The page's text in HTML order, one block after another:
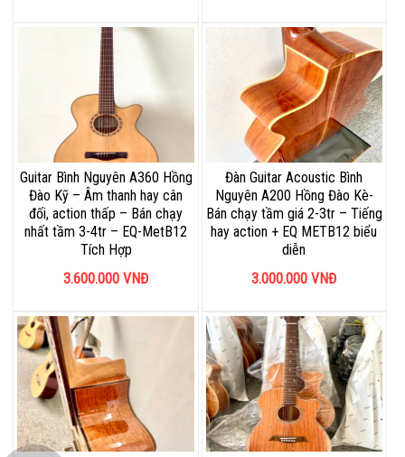
Guitar Bình Nguyên A360 Hồng
Đào Kỹ – Âm thanh hay cân
đối, action thấp – Bán chạy
nhất tầm 3-4tr – EQ-MetB12
Tích Hợp
3.600.000 VNĐ
Đàn Guitar Acoustic Bình
Nguyên A200 Hồng Đào Kè-
Bán chạy tầm giá 2-3tr – Tiếng
hay action + EQ METB12 biểu
diễn
3.000.000 VNĐ